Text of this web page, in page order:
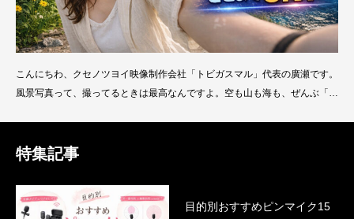
こんにちわ、クセノツヨイ映像制作会社「トビガスマル」代表の廣瀬です。
風景写真って、撮ってるときは最高なんですよ。空も山も海も、ぜんぶ「美
迷惑をかけないコンテンツ」に見えます。 だって自然だし、街並みだし、
特集記事
目的別おすすめピンマイク15